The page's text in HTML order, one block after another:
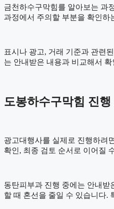
금천하수구막힘를 알아보는 과
과정에서 주의할 부분을 확인하
표시나 광고, 거래 기준과 관련
는 안내받은 내용과 비교해서
도봉하수구막힘 진행
광고대행사를 실제로 진행하려
확인, 최종 검토 순서로 이어질
동탄피부과 진행 중에는 안내받
할 때 혼선을 줄일 수 있습니다.